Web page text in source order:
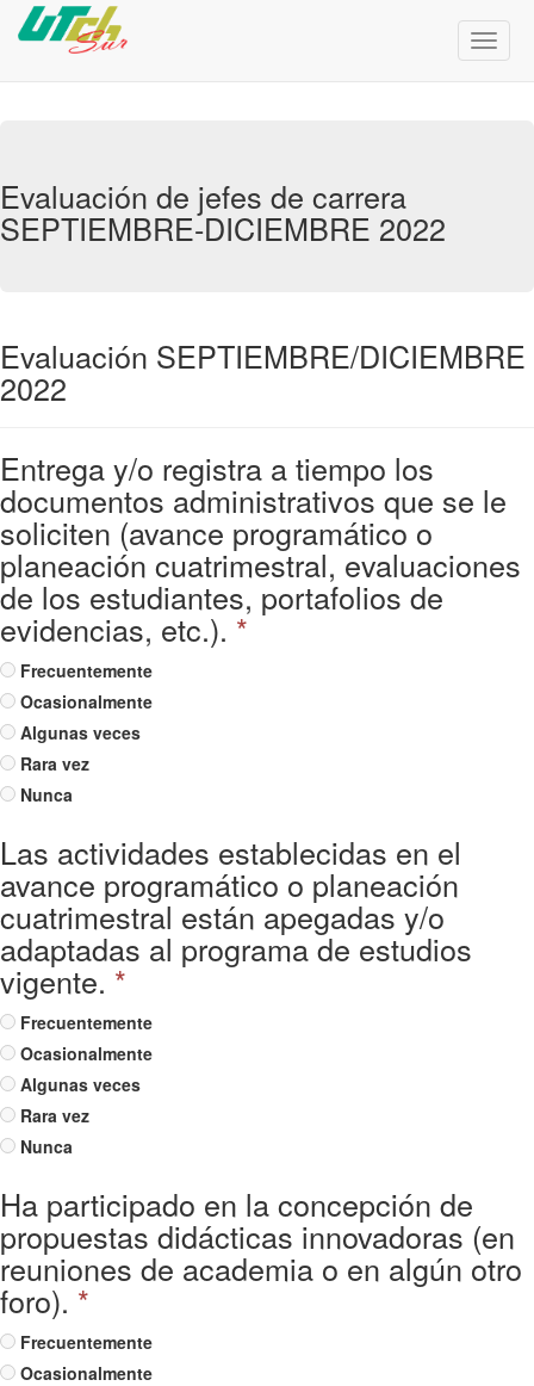
Menú
de
Evaluación de jefes de carrera
SEPTIEMBRE-DICIEMBRE 2022
Evaluación SEPTIEMBRE/DICIEMBRE
2022
Entrega y/o registra a tiempo los
documentos administrativos que se le
soliciten (avance programático o
planeación cuatrimestral, evaluaciones
de los estudiantes, portafolios de
evidencias, etc.). *
Frecuentemente
Ocasionalmente
Algunas veces
Rara vez
Nunca
Las actividades establecidas en el
avance programático o planeación
cuatrimestral están apegadas y/o
adaptadas al programa de estudios
vigente. *
Frecuentemente
Ocasionalmente
Algunas veces
Rara vez
Nunca
Ha participado en la concepción de
propuestas didácticas innovadoras (en
reuniones de academia o en algún otro
foro). *
Frecuentemente
Ocasionalmente